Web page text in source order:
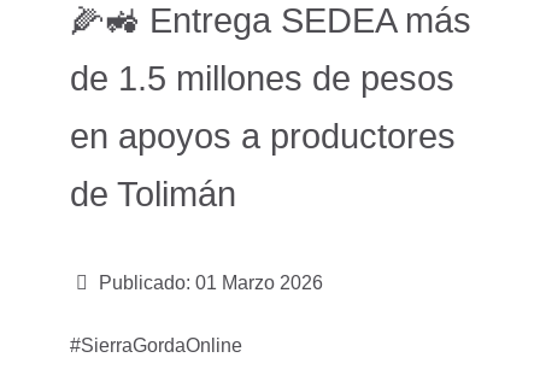
🌽🚜 Entrega SEDEA más
de 1.5 millones de pesos
en apoyos a productores
de Tolimán
Publicado: 01 Marzo 2026
#SierraGordaOnline